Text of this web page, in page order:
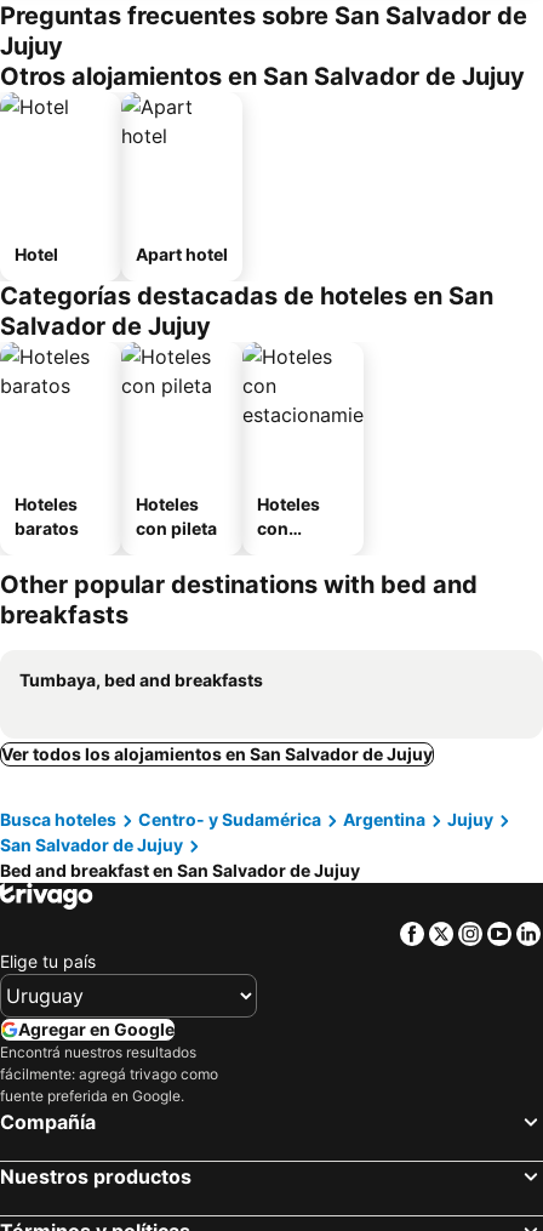
Preguntas frecuentes sobre San Salvador de
Jujuy
Otros alojamientos en San Salvador de Jujuy
Hotel Apart hotel
Categorías destacadas de hoteles en San
Salvador de Jujuy
Hoteles
baratos
Hoteles
con pileta
Hoteles
con
miento
Other popular destinations with bed and
breakfasts
Tumbaya, bed and breakfasts
Ver todos los alojamientos en San Salvador de Jujuy
Busca hoteles Centro- y Sudamérica Argentina
Jujuy
San Salvador de Jujuy
Bed and breakfast en San Salvador de Jujuy
Facebook
Twitter
Elige tu país
Agregar en Google
Encontrá nuestros resultados
fácilmente: agregá trivago como
fuente preferida en Google.
Compañía
Nuestros productos